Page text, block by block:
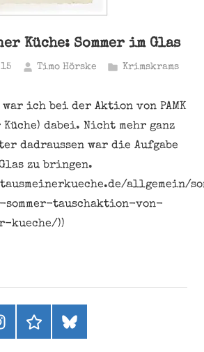
Küche: Sommer im Glas
Timo Hörske Krimskrams
war ich bei der Aktion von PAMK
Küche) dabei. Nicht mehr ganz
dadraussen war die Aufgabe
zu bringen.
allgemein/
tauschaktion-von-
kueche/))
threadsbluesky